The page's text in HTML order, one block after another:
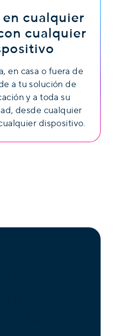
en cualquier
cualquier
en casa o fuera de
a tu solución de
y a toda su
desde cualquier
dispositivo.